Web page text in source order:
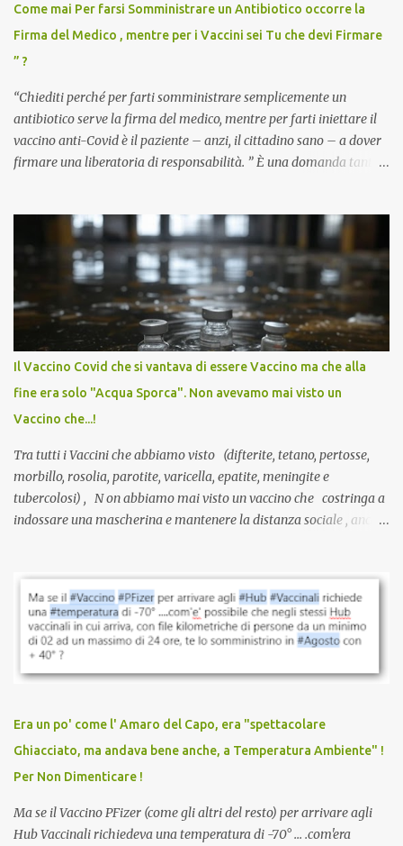
Come mai Per farsi Somministrare un Antibiotico occorre la
Firma del Medico , mentre per i Vaccini sei Tu che devi Firmare
” ?
“Chiediti perché per farti somministrare semplicemente un
antibiotico serve la firma del medico, mentre per farti iniettare il
vaccino anti-Covid è il paziente – anzi, il cittadino sano – a dover
firmare una liberatoria di responsabilità. ” È una domanda tanto
pandemia. Un interrogativo che dovrebbe scuotere chiunque abbia
ancora il coraggio di pensare con la propria testa. Per il vaccino
anti-Covid, un pro-farmaco, con autorizzazione condizionata,
sviluppato in tempi record, con tecnologie mai utilizzate prima su
larga scala, ancora oggetto di studio e di discussione
internazionale serve solo una firma. La tua. Lo si somministra
anche a persone sane, giovani, senza fattori di rischio, spesso già
serve una prescrizione. Non c’è diagnosi. Non c’è presa in carico.
L’unico atto richiesto è una fi...
Il Vaccino Covid che si vantava di essere Vaccino ma che alla
fine era solo "Acqua Sporca". Non avevamo mai visto un
Vaccino che...!
Tra tutti i Vaccini che abbiamo visto (difterite, tetano, pertosse,
morbillo, rosolia, parotite, varicella, epatite, meningite e
tubercolosi) , N on abbiamo mai visto un vaccino che costringa a
indossare una mascherina e mantenere la distanza sociale , anche
vaccinazione. Non avevamo mai sentito parlare di ricompense,
sconti, incentivi per vaccinarsi. Non avevamo mai visto
discriminazioni per coloro che non l’hanno fatto. Se non sei stato
vaccinato, nessuno aveva prima cercato di farti sentire una
persona cattiva. Non avevamo mai visto un vaccino che minacci le
vaccino usato per minacciare i mezzi di sussistenza, il lavoro o la
scuola. Non avevamo mai visto un vaccino che permettesse a un
dodicenne di ignorare il consenso dei genitori. Dopo tutti i vaccini
che abbiamo elencato sopra...
Era un po' come l' Amaro del Capo, era "spettacolare
Ghiacciato, ma andava bene anche, a Temperatura Ambiente" !
Per Non Dimenticare !
Ma se il Vaccino PFizer (come gli altri del resto) per arrivare agli
Hub Vaccinali richiedeva una temperatura di -70° ... .com'era